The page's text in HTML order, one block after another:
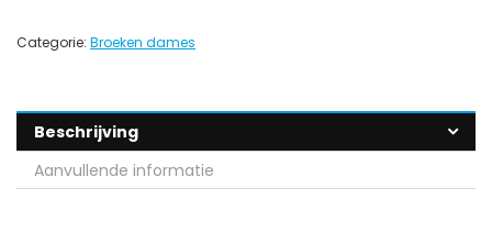
Categorie: Broeken dames
Beschrijving
Aanvullende informatie